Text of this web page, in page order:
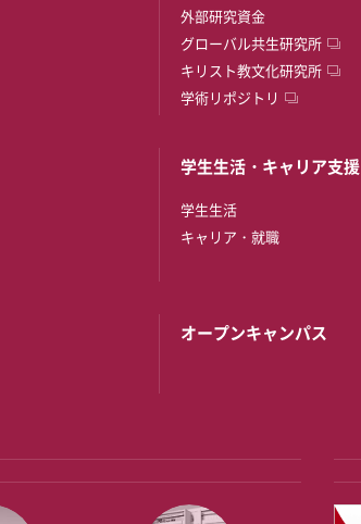
外部研究資金
グローバル共生研究所
キリスト教文化研究所
学術リポジトリ
学生生活・キャリア支援
学生生活
キャリア・就職
オープンキャンパス